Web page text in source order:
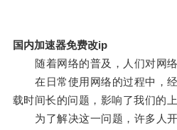
国内加速器免费改ip
随着网络的普及，人们对网络
在日常使用网络的过程中，经
载时间长的问题，影响了我们的上
为了解决这一问题，许多人开